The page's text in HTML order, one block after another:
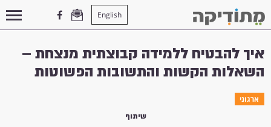
English
עמוד הבית ארגוני>איך להבטיח ללמידה קבוצתית מנצחת – השאלות הקשות והתשובות הפשוטות
איך להבטיח ללמידה קבוצתית מנצחת –
השאלות הקשות והתשובות הפשוטות
ארגוני
שיתוף